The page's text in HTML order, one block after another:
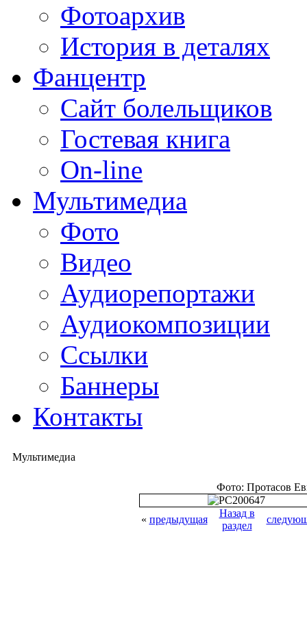
Фотоархив
История в деталях
Фанцентр
Сайт болельщиков
Гостевая книга
On-line
Мультимедиа
Фото
Видео
Аудиорепортажи
Аудиокомпозиции
Ссылки
Баннеры
Контакты
Мультимедиа
Фото: Протасов
« предыдущая
Назад в
раздел